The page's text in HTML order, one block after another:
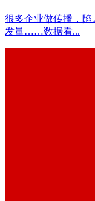
很多企业做传播，
发量……数据看...